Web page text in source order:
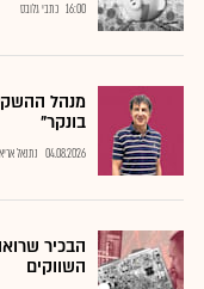
16:00 כתבי גלובס
מנהל
בונקר"
04.08.2026 נתנאל
הבכיר
השווקים